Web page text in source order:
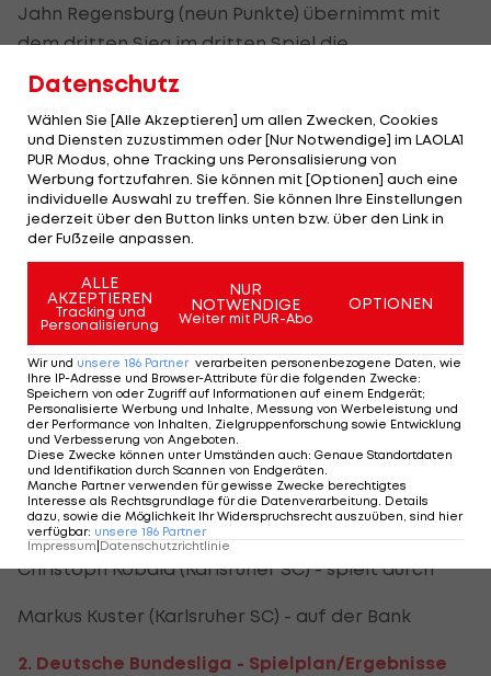
Jahn Regensburg (neun Punkte) übernimmt mit
dem dritten Sieg im dritten Spiel die
Tabellenführung, der KSC reiht sich mit sieben
Punkten Vierter, Düsseldorf mit drei Punkten auf
Platz zwölf. Sandhausen holt den ersten Punkt der
Saison und ist 15.,Holstein Kielist punktelos
Letzter.
ÖFB-Legionäre im Einsatz:
Nikola Dovedan (1. FC Nürnberg) - ab der 79.
Minute
Christoph Klarer (Fortuna Düsseldorf) - spielt
durch
Marcel Ritzmaier(SV Sandhausen) - bis zur 89.
Minute
Christoph Kobald (Karlsruher SC) - spielt durch
Markus Kuster (Karlsruher SC) - auf der Bank
2. Deutsche Bundesliga - Spielplan/Ergebnisse
Datenschutz
Wählen Sie [Alle Akzeptieren] um allen Zwecken, Cookies
und Diensten zuzustimmen oder [Nur Notwendige] im LAOLA1
PUR Modus, ohne Tracking uns Peronsalisierung von
Werbung fortzufahren. Sie können mit [Optionen] auch eine
individuelle Auswahl zu treffen. Sie können Ihre Einstellungen
jederzeit über den Button links unten bzw. über den Link in
der Fußzeile anpassen.
ALLE
AKZEPTIEREN
Tracking und
Personalisierung
NUR
NOTWENDIGE
Weiter mit PUR-Abo
OPTIONEN
Wir und unsere 186 Partner verarbeiten personenbezogene Daten, wie
Ihre IP-Adresse und Browser-Attribute für die folgenden Zwecke:
Speichern von oder Zugriff auf Informationen auf einem Endgerät;
Personalisierte Werbung und Inhalte, Messung von Werbeleistung und
der Performance von Inhalten, Zielgruppenforschung sowie Entwicklung
und Verbesserung von Angeboten
Diese Zwecke können unter Umständen auch: Genaue Standortdaten
und Identifikation durch Scannen von Endgeräten
Manche Partner verwenden für gewisse Zwecke berechtigtes
Interesse als Rechtsgrundlage für die Datenverarbeitung. Details
dazu, sowie die Möglichkeit Ihr Widerspruchsrecht auszuüben, sind hier
verfügbar: unsere 186 Partner
Impressum|Datenschutzrichtlinie